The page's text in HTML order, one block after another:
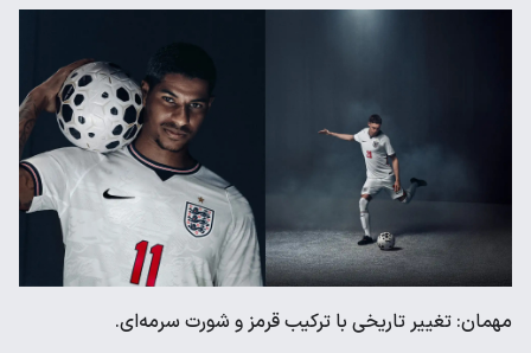
مهمان: تغییر تاریخی با ترکیب قرمز و شورت سرمه‌ای.